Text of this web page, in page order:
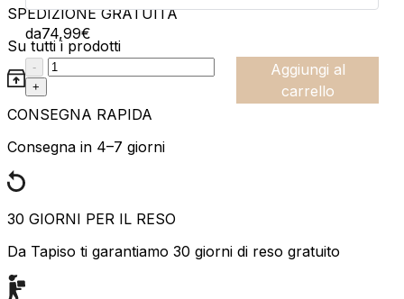
da74,99€
:product_name quantity
-
+
Aggiungi al
carrello
SPEDIZIONE GRATUITA
Su tutti i prodotti
CONSEGNA RAPIDA
Consegna in 4–7 giorni
30 GIORNI PER IL RESO
Da Tapiso ti garantiamo 30 giorni di reso gratuito